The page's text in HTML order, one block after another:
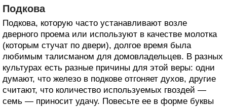
Подкова
Подкова, которую часто устанавливают возле
дверного проема или используют в качестве молотка
(которым стучат по двери), долгое время была
любимым талисманом для домовладельцев. В разных
культурах есть разные причины для этой веры: одни
думают, что железо в подкове отгоняет духов, другие
считают, что количество используемых гвоздей —
семь — приносит удачу. Повесьте ее в форме буквы